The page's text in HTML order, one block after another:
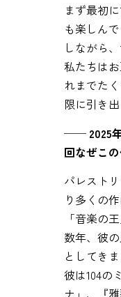
まず最初
も楽しん
しながら
私たちは
れまでた
限に引き
── 2025年
回なぜこ
パレスト
り多くの
「音楽の
数年、彼
としてきま
彼は104の
ナ」、『